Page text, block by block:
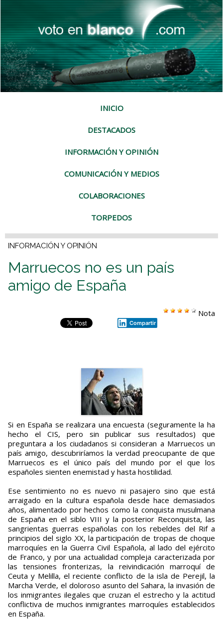
INICIO
DESTACADOS
INFORMACIÓN Y OPINIÓN
COMUNICACIÓN Y MEDIOS
COLABORACIONES
TORPEDOS
INFORMACIÓN Y OPINIÓN
Marruecos no es un país
amigo de España
Nota
Compartir
Si en España se realizara una encuesta (seguramente la ha
hecho el CIS, pero sin publicar sus resultados) que
preguntara a los ciudadanos si consideran a Marruecos un
país amigo, descubriríamos la verdad preocupante de que
Marruecos es el único país del mundo por el que los
españoles sienten enemistad y hasta hostilidad.
Ese sentimiento no es nuevo ni pasajero sino que está
arraigado en la cultura española desde hace demasiados
años, alimentado por hechos como la conquista musulmana
de España en el siblo VIII y la posterior Reconquista, las
sangrientas guerras españolas con los rebeldes del Rif a
principios del siglo XX, la participación de tropas de choque
marroquíes en la Guerra Civil Española, al lado del ejército
de Franco, y por una actualidad compleja caracterizada por
las tensiones fronterizas, la reivindicación marroquí de
Ceuta y Melilla, el reciente conflicto de la isla de Perejil, la
Marcha Verde, el doloroso asunto del Sahara, la invasión de
los inmigrantes ilegales que cruzan el estrecho y la actitud
conflictiva de muchos inmigrantes marroquíes establecidos
en España.